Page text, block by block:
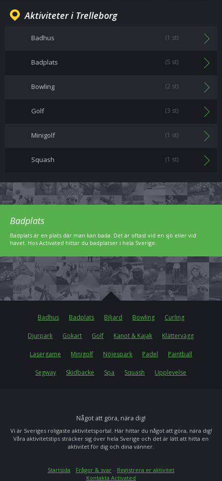
Aktiviteter i Trelleborg
Badhus (1 st)
Badplats (5 st)
Bowling (2 st)
Golf (3 st)
Minigolf (1 st)
Squash (1 st)
Badplats
Badplats är en plats där man kan bada. Det är oftast vid en sjö eller vid
havet. Hos Activated hittar du badplatser i hela Sverige.
Badhus Badplats Biljard Bowling Curling
Djurpark Gokart Golf Kanot & Kajak Klättervägg
Lasergame Minigolf Nöjespark Padel Paintball
Segway Skidbacke Spa Squash Upplevelse
Något att göra, nära dig!
Vi är Sveriges roligaste aktivitetsportal. Här hittar du något att göra, nära dig!
Våra aktivitetstips sträcker sig över hela Sverige och det är lätt att hitta en
aktivitet för dig och dina vänner.
Startsida Frågor & svar
Registrera er aktivitet
Kontakta Activated